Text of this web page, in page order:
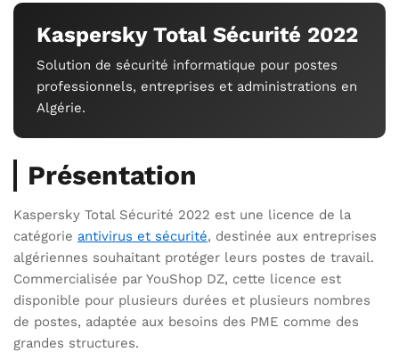
Kaspersky Total Sécurité 2022
Solution de sécurité informatique pour postes
professionnels, entreprises et administrations en
Algérie.
Présentation
Kaspersky Total Sécurité 2022 est une licence de la
catégorie antivirus et sécurité, destinée aux entreprises
algériennes souhaitant protéger leurs postes de travail.
Commercialisée par YouShop DZ, cette licence est
disponible pour plusieurs durées et plusieurs nombres
de postes, adaptée aux besoins des PME comme des
grandes structures.